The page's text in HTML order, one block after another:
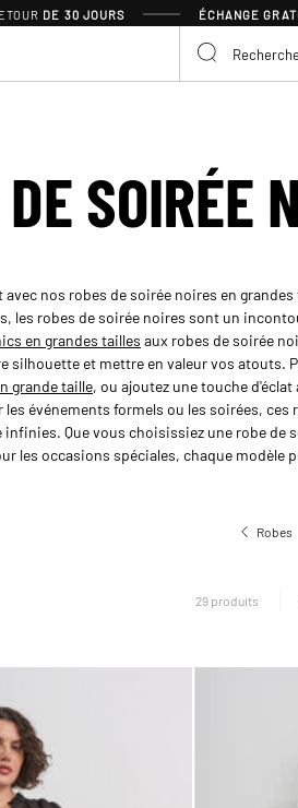
DE 30 JOURS ÉCHANGE
SOIRÉE
avec nos robes de soirée noires en
les robes de soirée noires sont un
en grandes tailles aux robes de soirée
silhouette et mettre en valeur vos atouts.
grande taille, ou ajoutez une touche
événements formels ou les soirées,
Que vous choisissiez une robe de
les occasions spéciales, chaque modèle
Robes
29 produits